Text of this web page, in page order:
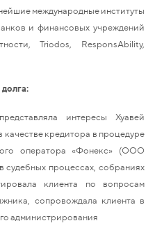
международные институты
и финансовых учреждений
Triodos, ResponsAbility,
интересы Хуавей
кредитора в процедуре
оператора «Фонекс» (ООО
судебных процессах, собраниях
клиента по вопросам
сопровождала клиента в
администрирования